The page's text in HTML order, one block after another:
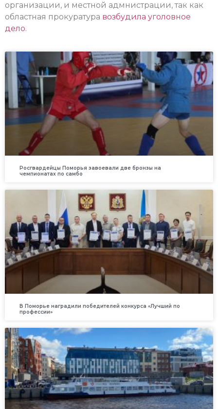
организации, и местной адмнистрации, так как
областная прокуратура возбудила уголовное
дело.
Росгвардейцы Поморья завоевали две бронзы на
чемпионатах по самбо
В Поморье наградили победителей конкурса «Лучший по
профессии»